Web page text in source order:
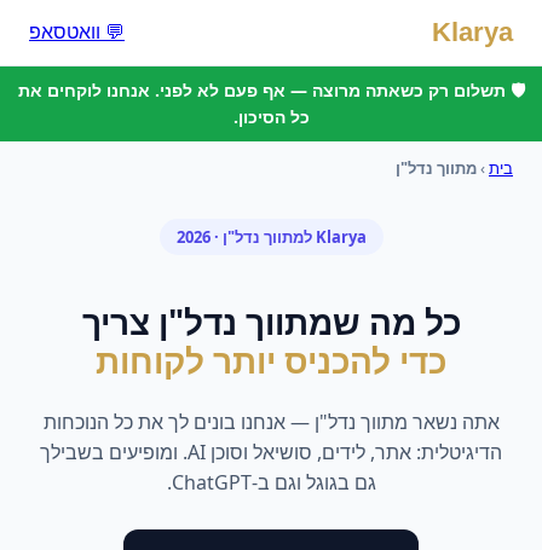
Klarya 💬 וואטסאפ
🛡️ תשלום רק כשאתה מרוצה — אף פעם לא לפני. אנחנו לוקחים את
כל הסיכון.
בית›מתווך נדל"ן
Klarya ל מתווך נדל"ן · 2026
כל מה שמתווך נדל"ן צריך
כדי להכניס יותר לקוחות
אתה נשאר מתווך נדל"ן — אנחנו בונים לך את כל הנוכחות
הדיגיטלית: אתר, לידים, סושיאל וסוכן AI. ומופיעים בשבילך
גם בגוגל וגם ב-ChatGPT.